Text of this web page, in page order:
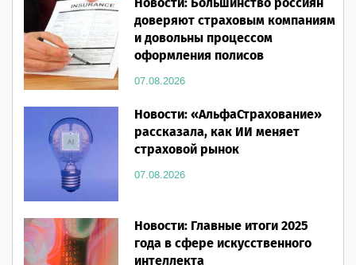
доверяют страховым компаниям
и довольны процессом
оформления полисов
07.08.2026
Новости: «АльфаСтрахование»
рассказала, как ИИ меняет
страховой рынок
07.08.2026
Новости: Главные итоги 2025
года в сфере искусственного